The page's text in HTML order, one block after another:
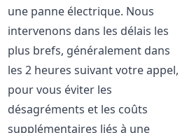
une panne électrique. Nous
intervenons dans les délais les
plus brefs, généralement dans
les 2 heures suivant votre appel,
pour vous éviter les
désagréments et les coûts
supplémentaires liés à une